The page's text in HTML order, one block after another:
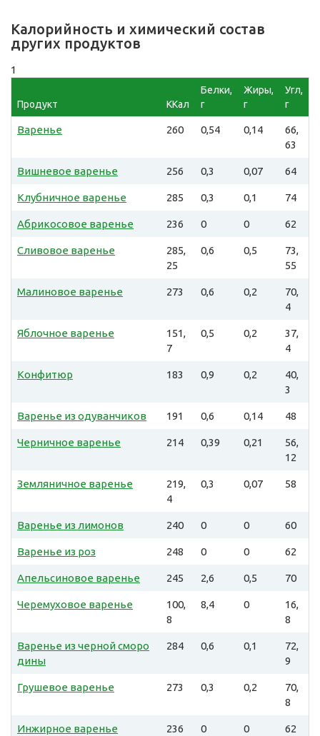
Калорийность и химический состав
других продуктов
1
Продукт ККал
Белки,
г
Жиры,
г
Угл,
г
Варенье 260 0,54 0,14
66,
63
Вишневое варенье 256 0,3 0,07 64
Клубничное варенье 285 0,3 0,1 74
Абрикосовое варенье 236 0 0 62
Сливовое варенье
285,
25
0,6 0,5
73,
55
Малиновое варенье 273 0,6 0,2
70,
4
Яблочное варенье
151,
7
0,5 0,2
37,
4
Конфитюр 183 0,9 0,2
40,
3
Варенье из одуванчиков 191 0,6 0,14 48
Черничное варенье 214 0,39 0,21
56,
12
Земляничное варенье
219,
4
0,3 0,07 58
Варенье из лимонов 240 0 0 60
Варенье из роз 248 0 0 62
Апельсиновое варенье 245 2,6 0,5 70
Черемуховое варенье
100,
8
8,4 0
16,
8
Варенье из черной сморо
дины
284 0,6 0,1
72,
9
Грушевое варенье 273 0,3 0,2
70,
8
Инжирное варенье 236 0 0 62